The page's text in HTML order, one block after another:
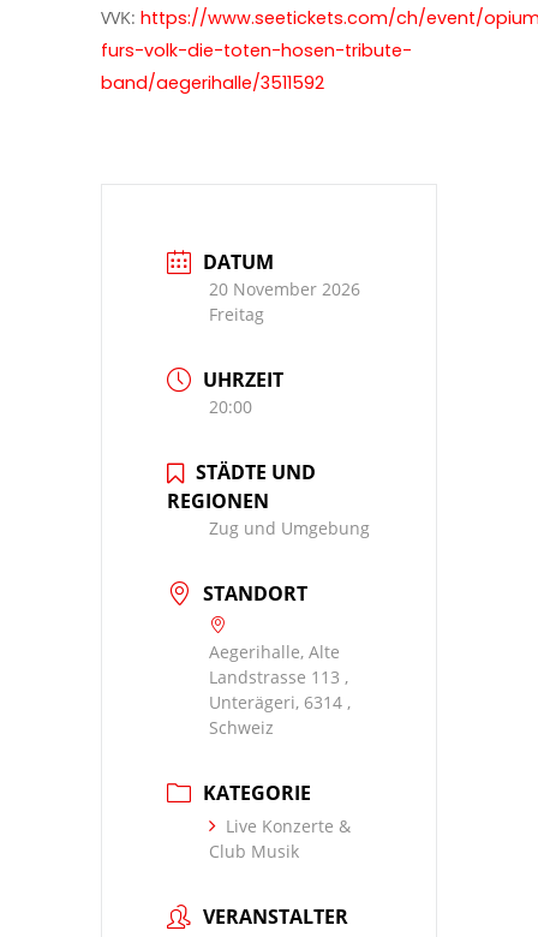
VVK: https://www.seetickets.com/ch/event/
furs-volk-die-toten-hosen-tribute-
band/aegerihalle/3511592
DATUM
20 November 2026
Freitag
UHRZEIT
20:00
STÄDTE UND
REGIONEN
Zug und Umgebung
STANDORT
Aegerihalle, Alte
Landstrasse 113 ,
Unterägeri, 6314 ,
Schweiz
KATEGORIE
Live Konzerte &
Club Musik
VERANSTALTER